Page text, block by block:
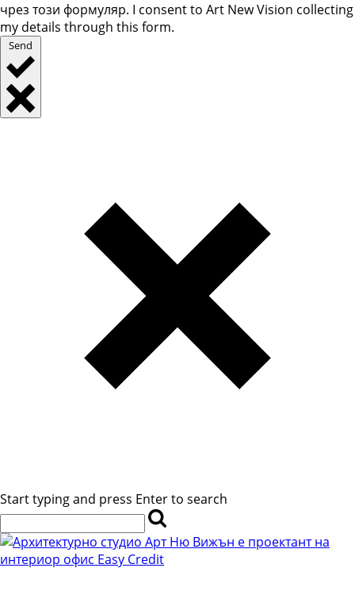
чрез този формуляр. I consent to Art New Vision collecting
my details through this form.
Send
Start typing and press Enter to search